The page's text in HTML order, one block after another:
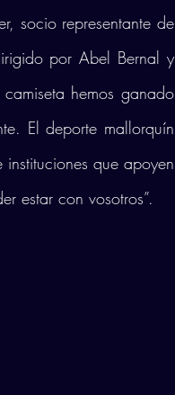
socio representante de
por Abel Bernal y
hemos ganado
El deporte mallorquín
que apoyen
estar con vosotros”.